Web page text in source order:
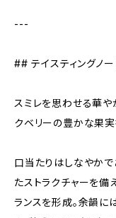
---
## テイスティングノー
スミレを思わせる華や
クベリーの豊かな果実
口当たりはしなやかで
たストラクチャーを
ランスを形成。余韻に